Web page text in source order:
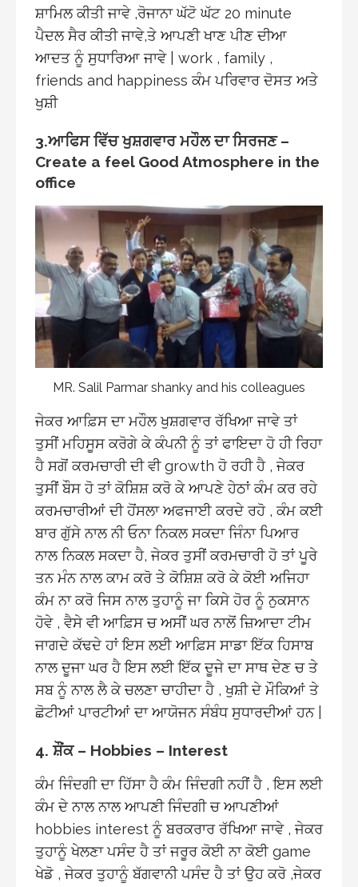
ਸ਼ਾਮਿਲ ਕੀਤੀ ਜਾਵੇ ,ਰੋਜਾਨਾ ਘੱਟੋ ਘੱਟ 20 minute
ਪੈਦਲ ਸੈਰ ਕੀਤੀ ਜਾਵੇ,ਤੇ ਆਪਣੀ ਖਾਣ ਪੀਣ ਦੀਆ
ਆਦਤ ਨੂੰ ਸੁਧਾਰਿਆ ਜਾਵੇ | work , family ,
friends and happiness ਕੰਮ ਪਰਿਵਾਰ ਦੋਸਤ ਅਤੇ
ਖੁਸ਼ੀ
3.ਆਫਿਸ ਵਿੱਚ ਖੁਸ਼ਗਵਾਰ ਮਹੌਲ ਦਾ ਸਿਰਜਣ –
Create a feel Good Atmosphere in the
office
MR. Salil Parmar shanky and his colleagues
ਜੇਕਰ ਆਫ਼ਿਸ ਦਾ ਮਹੌਲ ਖੁਸ਼ਗਵਾਰ ਰੱਖਿਆ ਜਾਵੇ ਤਾਂ
ਤੁਸੀਂ ਮਹਿਸੂਸ ਕਰੋਗੇ ਕੇ ਕੰਪਨੀ ਨੂੰ ਤਾਂ ਫਾਇਦਾ ਹੋ ਹੀ ਰਿਹਾ
ਹੈ ਸਗੋਂ ਕਰਮਚਾਰੀ ਦੀ ਵੀ growth ਹੋ ਰਹੀ ਹੈ , ਜੇਕਰ
ਤੁਸੀਂ ਬੌਸ ਹੋ ਤਾਂ ਕੋਸ਼ਿਸ਼ ਕਰੋ ਕੇ ਆਪਣੇ ਹੇਠਾਂ ਕੰਮ ਕਰ ਰਹੇ
ਕਰਮਚਾਰੀਆਂ ਦੀ ਹੋਂਸਲਾ ਅਫਜਾਈ ਕਰਦੇ ਰਹੋ , ਕੰਮ ਕਈ
ਬਾਰ ਗੁੱਸੇ ਨਾਲ ਨੀ ਓਨਾ ਨਿਕਲ ਸਕਦਾ ਜਿੰਨਾ ਪਿਆਰ
ਨਾਲ ਨਿਕਲ ਸਕਦਾ ਹੈ, ਜੇਕਰ ਤੁਸੀਂ ਕਰਮਚਾਰੀ ਹੋ ਤਾਂ ਪੂਰੇ
ਤਨ ਮੰਨ ਨਾਲ ਕਾਮ ਕਰੋ ਤੇ ਕੋਸ਼ਿਸ਼ ਕਰੋ ਕੇ ਕੋਈ ਅਜਿਹਾ
ਕੰਮ ਨਾ ਕਰੋ ਜਿਸ ਨਾਲ ਤੁਹਾਨੂੰ ਜਾ ਕਿਸੇ ਹੋਰ ਨੂੰ ਨੁਕਸਾਨ
ਹੋਵੇ , ਵੈਸੇ ਵੀ ਆਫ਼ਿਸ ਚ ਅਸੀਂ ਘਰ ਨਾਲੋਂ ਜ਼ਿਆਦਾ ਟੀਮ
ਜਾਗਦੇ ਕੱਢਦੇ ਹਾਂ ਇਸ ਲਈ ਆਫ਼ਿਸ ਸਾਡਾ ਇੱਕ ਹਿਸਾਬ
ਨਾਲ ਦੂਜਾ ਘਰ ਹੈ ਇਸ ਲਈ ਇੱਕ ਦੂਜੇ ਦਾ ਸਾਥ ਦੇਣ ਚ ਤੇ
ਸਬ ਨੂੰ ਨਾਲ ਲੈ ਕੇ ਚਲਣਾ ਚਾਹੀਦਾ ਹੈ , ਖੁਸ਼ੀ ਦੇ ਮੌਕਿਆਂ ਤੇ
ਛੋਟੀਆਂ ਪਾਰਟੀਆਂ ਦਾ ਆਯੋਜਨ ਸੰਬੰਧ ਸੁਧਾਰਦੀਆਂ ਹਨ |
4. ਸ਼ੌਂਕ – Hobbies – Interest
ਕੰਮ ਜਿੰਦਗੀ ਦਾ ਹਿੱਸਾ ਹੈ ਕੰਮ ਜਿੰਦਗੀ ਨਹੀਂ ਹੈ , ਇਸ ਲਈ
ਕੰਮ ਦੇ ਨਾਲ ਨਾਲ ਆਪਣੀ ਜਿੰਦਗੀ ਚ ਆਪਣੀਆਂ
hobbies interest ਨੂੰ ਬਰਕਰਾਰ ਰੱਖਿਆ ਜਾਵੇ , ਜੇਕਰ
ਤੁਹਾਨੂੰ ਖੇਲਣਾ ਪਸੰਦ ਹੈ ਤਾਂ ਜਰੂਰ ਕੋਈ ਨਾ ਕੋਈ game
ਖੇਡੋ , ਜੇਕਰ ਤੁਹਾਨੂੰ ਬੱਗਵਾਨੀ ਪਸੰਦ ਹੈ ਤਾਂ ਉਹ ਕਰੋ ,ਜੇਕਰ